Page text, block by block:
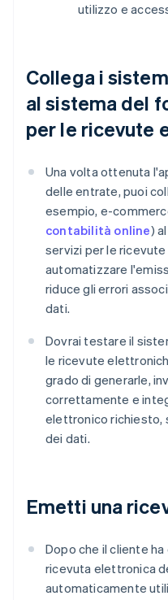
utilizzo e
Collega i
al sistema del
per le ricevute
Una volta ottenuta
delle entrate, puoi
esempio, e-
contabilità online)
servizi per le
automatizzare
riduce gli errori
dati.
Dovrai testare il
le ricevute
grado di generarle,
correttamente e
elettronico richiesto,
dei dati.
Emetti una
Dopo che il cliente
ricevuta elettronica
automaticamente